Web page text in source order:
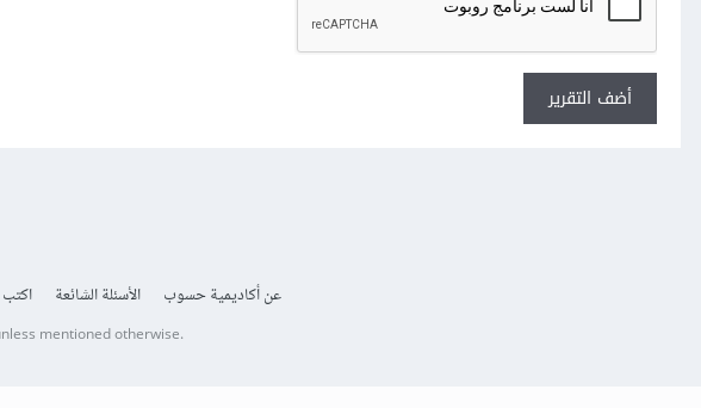
أضف التقرير
عن أكاديمية حسوب الأسئلة الشائعة اكتب
mentioned otherwise.